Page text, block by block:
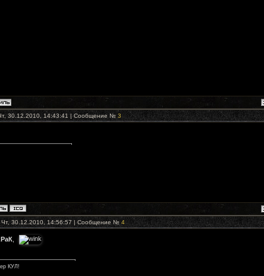
30.12.2010, 14:43:41 | Сообщение № 3
Чт, 30.12.2010, 14:56:57 | Сообщение № 4
КУЛ!